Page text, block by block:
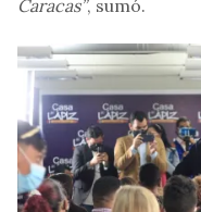
Caracas”, sumó.